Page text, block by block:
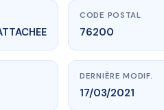
CODE POSTAL
76200
DERNIÈRE MODIF.
17/03/2021